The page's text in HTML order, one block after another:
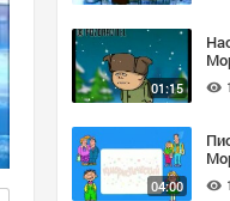
01:15
04:00